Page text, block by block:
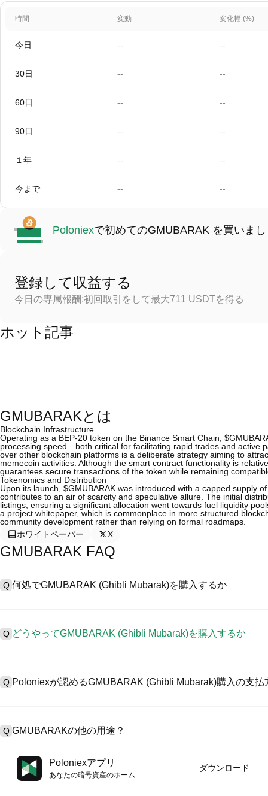
時間 変動 変化幅 (%)
今日 -- --
30日 -- --
60日 -- --
90日 -- --
１年 -- --
今まで -- --
Poloniexで初めてのGMUBARAK を買いま
登録して収益する
今日の専属報酬:初回取引をして最大711 USDTを得る
ホット記事
GMUBARAKとは
Blockchain Infrastructure
Operating as a BEP-20 token on the Binance Smart Chain,
processing speed—both critical for facilitating rapid trades and active
over other blockchain platforms is a deliberate strategy aiming to
memecoin activities. Although the smart contract functionality is
guarantees secure transactions of the token while remaining
Tokenomics and Distribution
Upon its launch, $GMUBARAK was introduced with a capped supply
contributes to an air of scarcity and speculative allure. The initial
listings, ensuring a significant allocation went towards fuel liquidity
a project whitepaper, which is commonplace in more structured
community development rather than relying on formal roadmaps.
ホワイトペーパー
X
GMUBARAK FAQ
Q 何処でGMUBARAK (Ghibli Mubarak)を購入するか
ように、ユーザーに向けるインターフェース、高質・多様な取引
た暗号資産の取引を認め、競争力のある取引手数料を用意していま
1、アカウント作成とKYC検証完了。
2、アカウントに法定通貨・暗号資産入金。
Q どうやってGMUBARAK (Ghibli Mubarak)を購入するか
く高質デジタル資産の取引をスタートしましょう。
Q Poloniexが認めるGMUBARAK (Ghibli Mubarak)購入の支払
1）クレジット/デビットカード（ビザやマスターカードなど）でス
2）P2P取引でほかのユーザーからUSDT購入、カストーディアル
4）$100,000超えたブロック取引に対するカスタム見積のOTC取引
Q GMUBARAKの他の用途？
USDTまたはUSDCで先物取引可能。
その同時、受取る報酬によりコインを増加しうる。
Poloniexアプリ
あなたの暗号資産のホーム
ダウンロード